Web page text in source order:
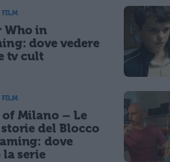
FILM
Who in
dove vedere
tv cult
FILM
of Milano – Le
del Blocco
dove
la serie